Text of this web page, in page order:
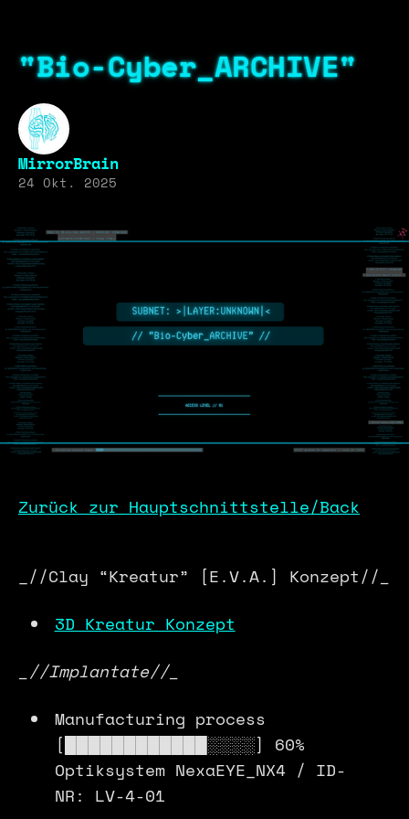
"Bio-Cyber_ARCHIVE"
MirrorBrain
24 Okt. 2025
Zurück zur Hauptschnittstelle/Back
_//Clay “Kreatur” [E.V.A.] Konzept//_
3D Kreatur Konzept
_//Implantate//_
Manufacturing process
[████████████░░░░] 60%
Optiksystem NexaEYE_NX4 / ID-
NR: LV-4-01